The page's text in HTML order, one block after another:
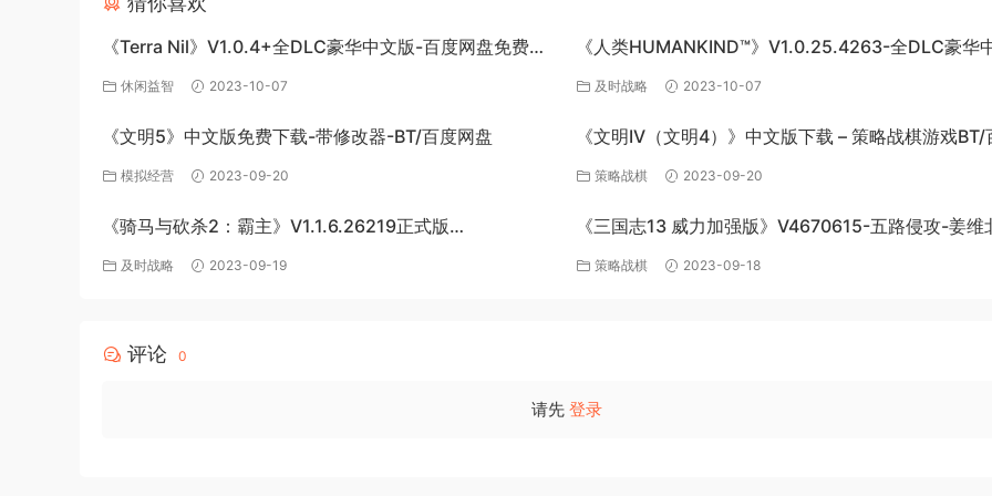
《Terra Nil》V1.0.4+全DLC豪华中文版-百度网盘免费下
载 休闲益智 2023-10-07
《人类HUMANKIND™》V1.0.25.4263-全DLC豪华
版-百度网盘免费下载
及时战略 2023-10-07
《文明5》中文版免费下载-带修改器-BT/百度网盘
模拟经营 2023-09-20
《文明IV（文明4）》中文版下载 – 策略战棋游戏BT/
网盘资源
策略战棋 2023-09-20
《骑马与砍杀2：霸主》V1.1.6.26219正式版
+BetaV1.2.3.24202测试版-破军征程-官方中文-全DLC百
及时战略 2023-09-19
《三国志13 威力加强版》V4670615-五路侵攻-姜维
四夷六国+全DLC-中文版百度网盘下载
策略战棋 2023-09-18
评论 0
请先 登录